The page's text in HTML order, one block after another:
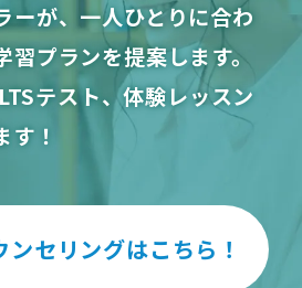
ーが、一人ひとりに合わ
プランを提案します。
テスト、体験レッスン
す！
ンセリングはこちら！